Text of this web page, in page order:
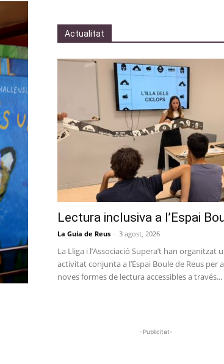
Actualitat
Lectura inclusiva a l’Espai
La Guia de Reus - 3 agost, 2026
La Lliga i l’Associació Supera’t han organitzat
activitat conjunta a l’Espai Boule de Reus per
noves formes de lectura accessibles a través...
-Publicitat-